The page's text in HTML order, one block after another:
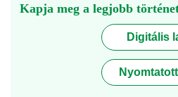
Kapja meg a legjobb
Digitális